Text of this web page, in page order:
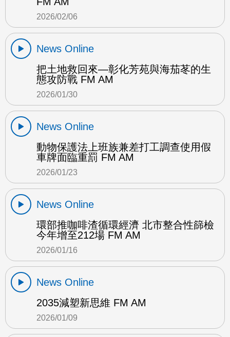
2026/02/06
News Online
把土地救回來—彰化芳苑與海茄苳的生
態攻防戰 FM AM
2026/01/30
News Online
動物保護法上班族兼差打工調查使用假
車牌面臨重罰 FM AM
2026/01/23
News Online
環部推咖啡渣循環經濟 北市整合性篩檢
今年增至212場 FM AM
2026/01/16
News Online
2035減塑新思維 FM AM
2026/01/09